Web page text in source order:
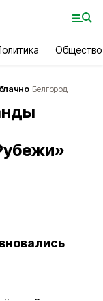
Общество
Белгород